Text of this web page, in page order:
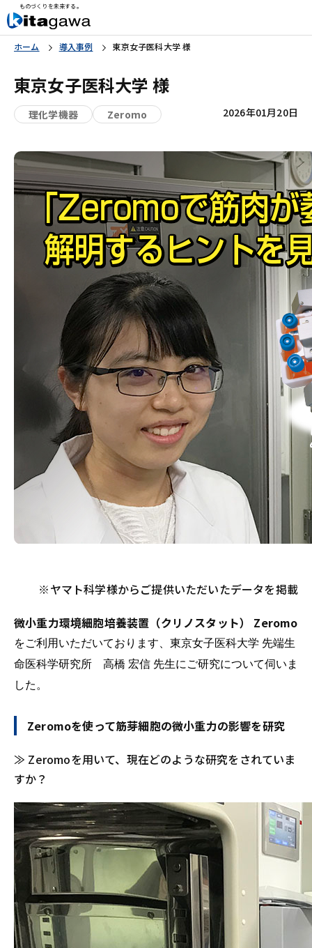
ものづくりを未来する。
ホーム 導入事例 東京女子医科大学 様
東京女子医科大学 様
理化学機器 Zeromo 2026年01月20日
※ヤマト科学様からご提供いただいたデータを掲載
微小重力環境細胞培養装置（クリノスタット） Zeromo
をご利用いただいております、東京女子医科大学 先端生
命医科学研究所 高橋 宏信 先生にご研究について伺いま
した。
Zeromoを使って筋芽細胞の微小重力の影響を研究
≫ Zeromoを用いて、現在どのような研究をされていま
すか？